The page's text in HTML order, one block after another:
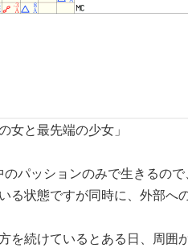
女と最先端の少女」
パッションのみで生きるの
る状態ですが同時に、外部へ
を続けているとある日、周囲